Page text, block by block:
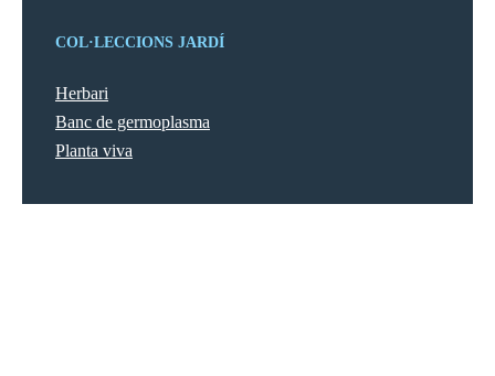
COL·LECCIONS JARDÍ
Herbari
Banc de germoplasma
Planta viva